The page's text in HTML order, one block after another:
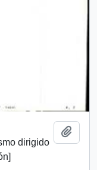
dirigido